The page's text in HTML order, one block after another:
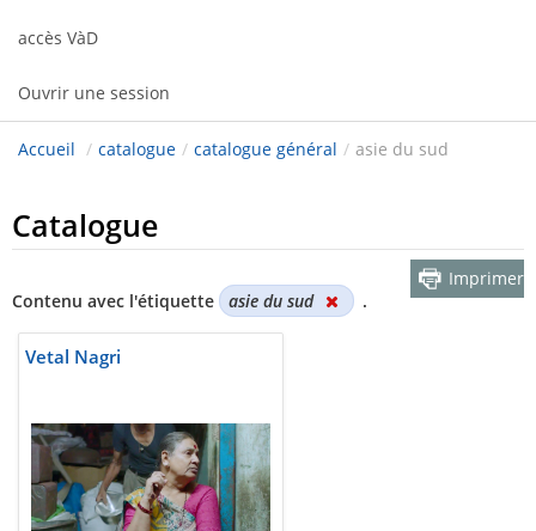
accès VàD
Ouvrir une session
Accueil / catalogue / catalogue général / asie du sud
Catalogue
Contenu avec l'étiquette asie du sud .
Imprimer
Vetal Nagri